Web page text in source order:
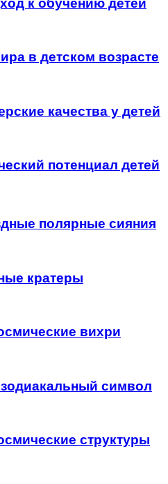
в детском возрасте
качества у детей
потенциал детей
полярные сияния
кратеры
вихри
символ
структуры